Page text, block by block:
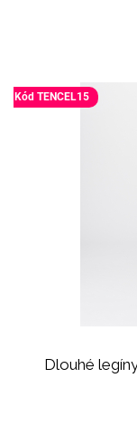
Kód TENCEL15
Dlouhé